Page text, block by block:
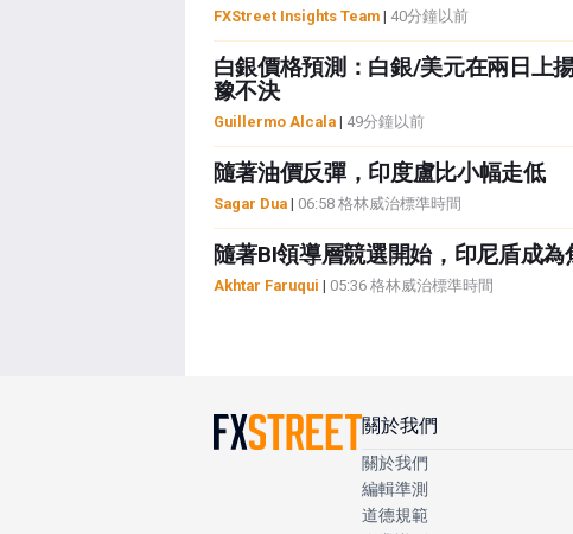
FXStreet Insights Team| 40分鐘以前
白銀價格預測：白銀/美元在兩日上
豫不決
Guillermo Alcala| 49分鐘以前
隨著油價反彈，印度盧比小幅走低
Sagar Dua| 06:58 格林威治標準時間
隨著BI領導層競選開始，印尼盾成為
Akhtar Faruqui | 05:36 格林威治標準時間
關於我們
關於我們
編輯準測
道德規範